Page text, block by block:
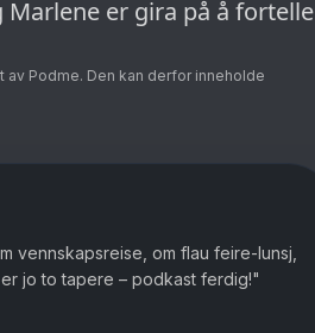
er gira på å fortelle
Podme. Den kan derfor inneholde
vennskapsreise, om flau feire-lunsj,
og Wenche møtes endelig! "Vi er jo to tapere – podkast ferdig!"